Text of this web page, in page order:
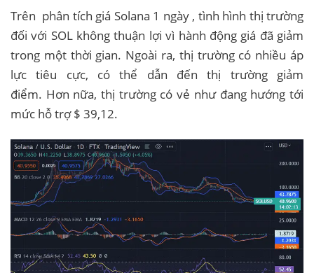
Trên phân tích giá Solana 1 ngày , tình hình thị trường
đối với SOL không thuận lợi vì hành động giá đã giảm
trong một thời gian. Ngoài ra, thị trường có nhiều áp
lực tiêu cực, có thể dẫn đến thị trường giảm
điểm. Hơn nữa, thị trường có vẻ như đang hướng tới
mức hỗ trợ $ 39,12.